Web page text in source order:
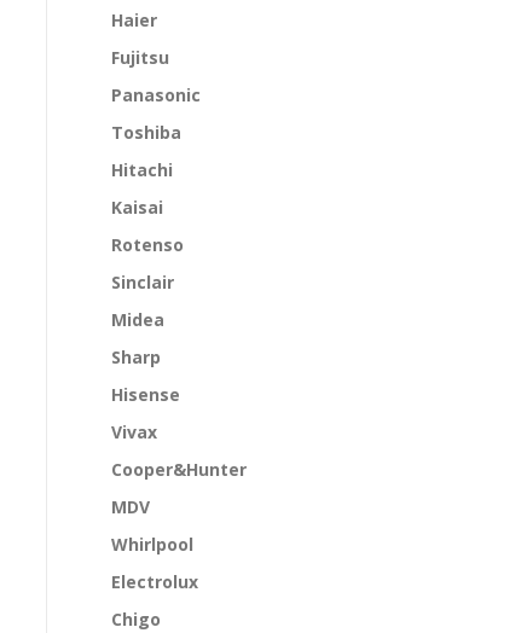
Haier
Fujitsu
Panasonic
Toshiba
Hitachi
Kaisai
Rotenso
Sinclair
Midea
Sharp
Hisense
Vivax
Cooper&Hunter
MDV
Whirlpool
Electrolux
Chigo